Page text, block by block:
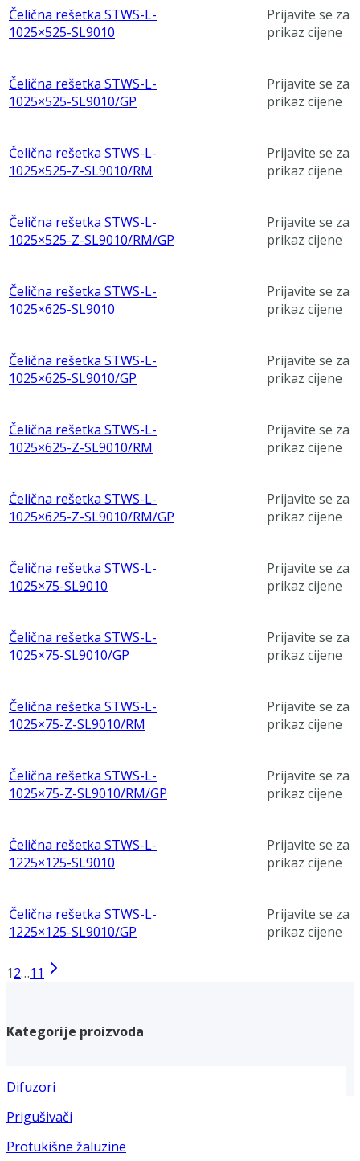
Čelična rešetka STWS-L-
1025×525-SL9010
Prijavite se za
prikaz cijene
Čelična rešetka STWS-L-
1025×525-SL9010/GP
Prijavite se za
prikaz cijene
Čelična rešetka STWS-L-
1025×525-Z-SL9010/RM
Prijavite se za
prikaz cijene
Čelična rešetka STWS-L-
1025×525-Z-SL9010/RM/GP
Prijavite se za
prikaz cijene
Čelična rešetka STWS-L-
1025×625-SL9010
Prijavite se za
prikaz cijene
Čelična rešetka STWS-L-
1025×625-SL9010/GP
Prijavite se za
prikaz cijene
Čelična rešetka STWS-L-
1025×625-Z-SL9010/RM
Prijavite se za
prikaz cijene
Čelična rešetka STWS-L-
1025×625-Z-SL9010/RM/GP
Prijavite se za
prikaz cijene
Čelična rešetka STWS-L-
1025×75-SL9010
Prijavite se za
prikaz cijene
Čelična rešetka STWS-L-
1025×75-SL9010/GP
Prijavite se za
prikaz cijene
Čelična rešetka STWS-L-
1025×75-Z-SL9010/RM
Prijavite se za
prikaz cijene
Čelična rešetka STWS-L-
1025×75-Z-SL9010/RM/GP
Prijavite se za
prikaz cijene
Čelična rešetka STWS-L-
1225×125-SL9010
Prijavite se za
prikaz cijene
Čelična rešetka STWS-L-
1225×125-SL9010/GP
Prijavite se za
prikaz cijene
12…11
Kategorije proizvoda
Difuzori
Prigušivači
Protukišne žaluzine